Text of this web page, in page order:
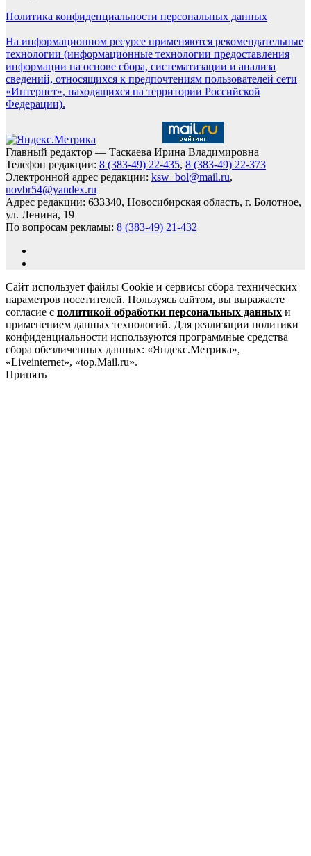
Политика конфиденциальности персональных данных
На информационном ресурсе применяются рекомендательные
технологии (информационные технологии предоставления
информации на основе сбора, систематизации и анализа
сведений, относящихся к предпочтениям пользователей сети
«Интернет», находящихся на территории Российской
Федерации).
Главный редактор — Таскаева Ирина Владимировна
Телефон редакции: 8 (383-49) 22-435, 8 (383-49) 22-373
Электронной адрес редакции: ksw_bol@mail.ru,
novbr54@yandex.ru
Адрес редакции: 633340, Новосибирская область, г. Болотное,
ул. Ленина, 19
По вопросам рекламы: 8 (383-49) 21-432
Сайт использует файлы Cookie и сервисы сбора технических
параметров посетителей. Пользуясь сайтом, вы выражаете
согласие с политикой обработки персональных данных и
применением данных технологий. Для реализации политики
конфиденциальности используются программные средства
сбора обезличенных данных: «Яндекс.Метрика»,
«Liveinternet», «top.Mail.ru».
Принять